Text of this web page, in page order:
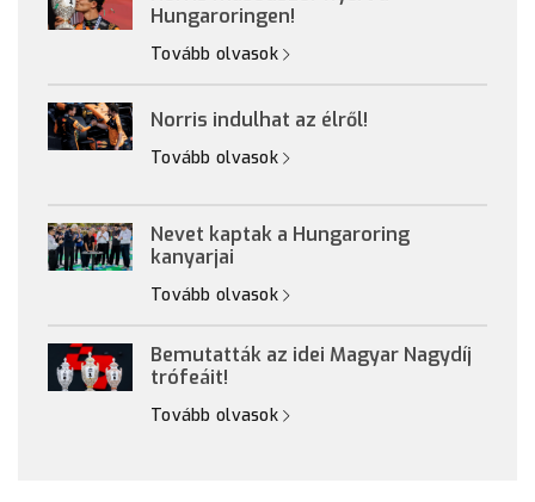
Hungaroringen!
Tovább olvasok
Norris indulhat az élről!
Tovább olvasok
Nevet kaptak a Hungaroring
kanyarjai
Tovább olvasok
Bemutatták az idei Magyar Nagydíj
trófeáit!
Tovább olvasok